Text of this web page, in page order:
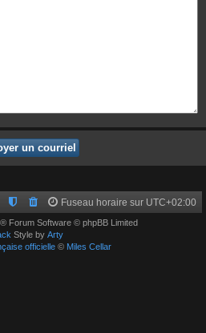
Fuseau horaire sur UTC+02:00
® Forum Software © phpBB Limited
Style by Arty
officielle© Miles Cellar